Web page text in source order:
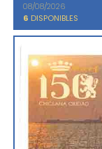
08/08/2026
6 DISPONIBLES